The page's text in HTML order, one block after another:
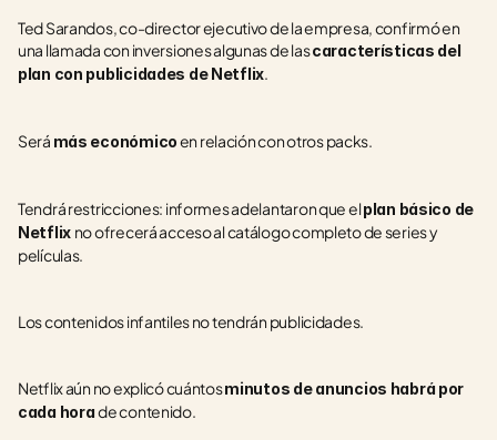
Ted Sarandos, co-director ejecutivo de la empresa, confirmó en
una llamada con inversiones algunas de las características del
plan con publicidades de Netflix.
Será más económico en relación con otros packs.
Tendrá restricciones: informes adelantaron que el plan básico de
Netflix no ofrecerá acceso al catálogo completo de series y
películas.
Los contenidos infantiles no tendrán publicidades.
Netflix aún no explicó cuántos minutos de anuncios habrá por
cada hora de contenido.